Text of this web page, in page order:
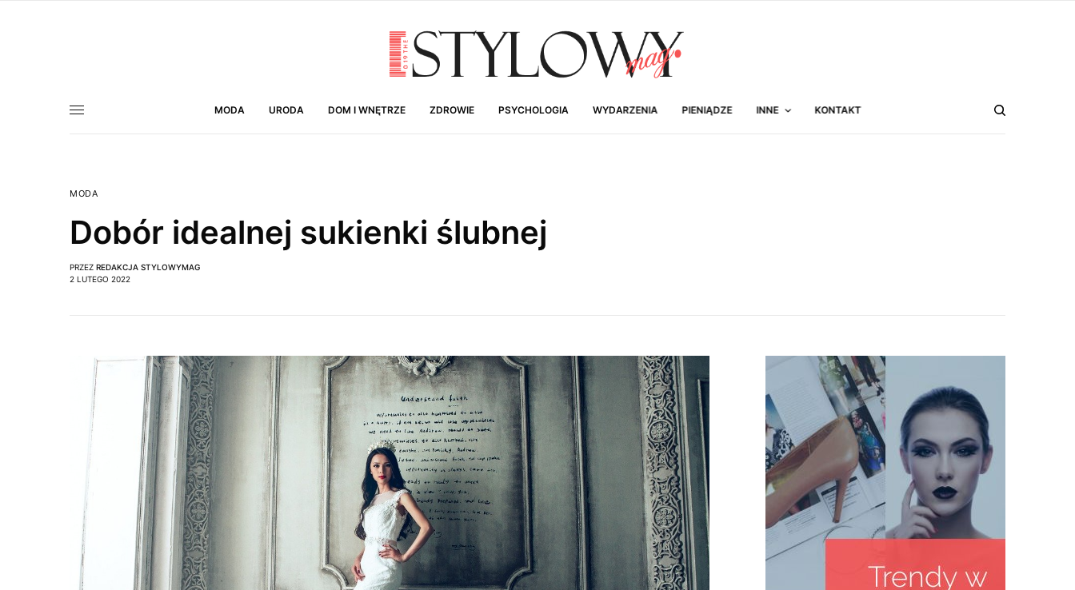
MODA URODA DOM I WNĘTRZE ZDROWIE PSYCHOLOGIA WYDARZENIA PIENIĄDZE INNE KONTAKT
MODA
Dobór idealnej sukienki ślubnej
PRZEZ REDAKCJA STYLOWYMAG
2 LUTEGO 2022